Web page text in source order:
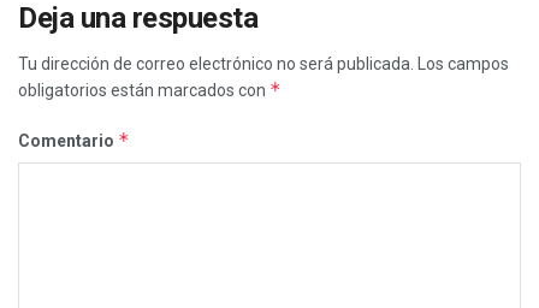
Deja una respuesta
Tu dirección de correo electrónico no será publicada. Los campos
obligatorios están marcados con *
Comentario *